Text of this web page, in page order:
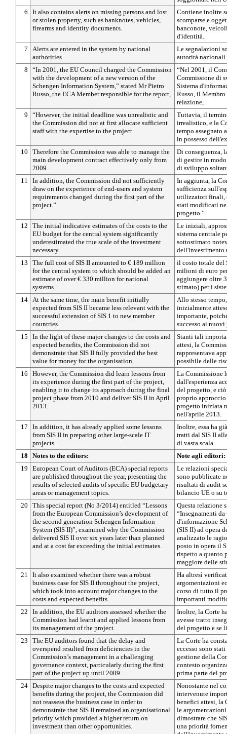
6
It also contains alerts on missing persons and lost
or stolen property, such as banknotes, vehicles,
firearms and identity documents.
Contiene inoltre
scomparse e
banconote,
d'identità.
7
Alerts are entered in the system by national
authorities
Le segnalazioni
autorità nazionali.
8
“In 2001, the EU Council charged the Commission
with the development of a new version of the
Schengen Information System,” stated Mr Pietro
Russo, the ECA Member responsible for the report,
“Nel 2001, il
Commissione di
Sistema
Russo, il
relazione,
9
“However, the initial deadline was unrealistic and
the Commission did not at first allocate sufficient
staff with the expertise to the project.
Tuttavia, il
irrealistico, e la
tempo assegnato
in possesso
10
Therefore the Commission was able to manage the
main development contract effectively only from
2009.
Di conseguenza,
di gestire in
di sviluppo
11
In addition, the Commission did not sufficiently
draw on the experience of end-users and system
requirements changed during the first part of the
project.”
In aggiunta, la
sufficienza
utilizzatori finali,
stati modificati
progetto.”
12
The initial indicative estimates of the costs to the
EU budget for the central system significantly
underestimated the true scale of the investment
necessary.
Le iniziali,
sistema centrale
sottostimato
dell'investimento
13
The full cost of SIS II amounted to € 189 million
for the central system to which should be added an
estimate of over € 330 million for national
systems.
il costo totale del
milioni di euro
aggiungere oltre
stimato) per i
14
At the same time, the main benefit initially
expected from SIS II became less relevant with the
successful extension of SIS 1 to new member
countries.
Allo stesso
inizialmente
importante,
successo ai nuovi
15
In the light of these major changes to the costs and
expected benefits, the Commission did not
demonstrate that SIS II fully provided the best
value for money for the organisation.
Stanti tali
attesi, la
rappresentava
possibile delle
16
However, the Commission did learn lessons from
its experience during the first part of the project,
enabling it to change its approach during the final
project phase from 2010 and deliver SIS II in April
2013.
La Commissione
dall'esperienza
del progetto, e
proprio approccio
progetto iniziata
nell'aprile 2013.
17
In addition, it has already applied some lessons
from SIS II in preparing other large-scale IT
projects.
Inoltre, essa ha
tratti dal SIS II
di vasta scala.
18
Notes to the editors:
Note agli editori:
19
European Court of Auditors (ECA) special reports
are published throughout the year, presenting the
results of selected audits of specific EU budgetary
areas or management topics.
Le relazioni
sono pubblicate
risultati di audit
bilancio UE o su
20
This special report (No 3/2014) entitled “Lessons
from the European Commission’s development of
the second generation Schengen Information
System (SIS II)”, examined why the Commission
delivered SIS II over six years later than planned
and at a cost far exceeding the initial estimates.
Questa relazione
“Insegnamenti
d'informazione
(SIS II) ad opera
analizzato le
posto in opera il
rispetto a quanto
maggiore delle
21
It also examined whether there was a robust
business case for SIS II throughout the project,
which took into account major changes to the
costs and expected benefits.
Ha altresì
argomentazioni
corso di tutto il
importanti
22
In addition, the EU auditors assessed whether the
Commission had learnt and applied lessons from
its management of the project.
Inoltre, la Corte
avesse tratto
del progetto e se
23
The EU auditors found that the delay and
overspend resulted from deficiencies in the
Commission’s management in a challenging
governance context, particularly during the first
part of the project up until 2009.
La Corte ha
eccesso sono
gestione della
contesto
prima parte del
24
Despite major changes to the costs and expected
benefits during the project, the Commission did
not reassess the business case in order to
demonstrate that SIS II remained an organisational
priority which provided a higher return on
investment than other opportunities.
Nonostante nel
intervenute
benefici attesi, la
le
dimostrare che
una priorità